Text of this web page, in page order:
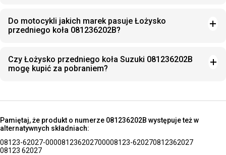
Do motocykli jakich marek pasuje Łożysko
przedniego koła 081236202B?
Czy Łożysko przedniego koła Suzuki 081236202B
mogę kupić za pobraniem?
Pamiętaj, że produkt o numerze 081236202B występuje też w
alternatywnych składniach:
08123-62027-000081236202700008123-620270812362027
08123 62027